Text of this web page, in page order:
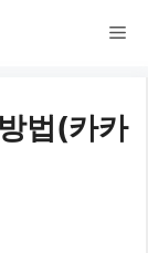
메
법(카카